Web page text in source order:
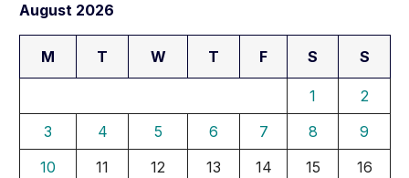
August 2026
M T W T F S S
1
2
3
4 5 6 7 8
9
10
11 12 13 14 15
16